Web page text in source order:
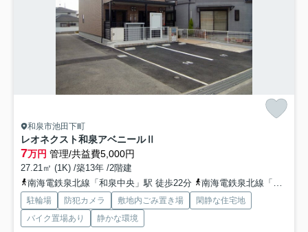
和泉市池田下町
レオネクスト和泉アベニールⅡ
7万円 管理/共益費5,000円
27.21㎡ (1K) /築13年 /2階建
南海電鉄泉北線「和泉中央」駅 徒歩22分
南海電鉄泉北線「光明池」駅 徒歩31分
駐輪場 防犯カメラ 敷地内ごみ置き場
閑静な住宅地
バイク置場あり
静かな環境